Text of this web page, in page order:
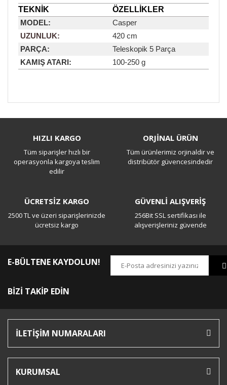
TEKNİK ÖZELLİKLER
MODEL:
Casper
UZUNLUK:
420 cm
PARÇA:
Teleskopik 5 Parça
KAMIŞ ATARI:
100-250 g
Yorum Yaz
HIZLI KARGO
Tüm siparişler hızlı bir
operasyonla kargoya teslim
edilir
ORJİNAL ÜRÜN
Tüm ürünlerimiz orjinaldir ve
distribütör güvencesindedir
ÜCRETSİZ KARGO
2500 TL ve üzeri siparişlerinizde
ücretsiz kargo
GÜVENLİ ALIŞVERİŞ
256Bit SSL sertifikası ile
alışverişleriniz güvende
E-BÜLTENE KAYDOLUN!
BİZİ TAKİP EDİN
İLETİŞİM NUMARALARI
KURUMSAL